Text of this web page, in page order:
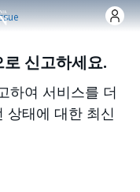
신고하세요.
하여 서비스를 더
상태에 대한 최신